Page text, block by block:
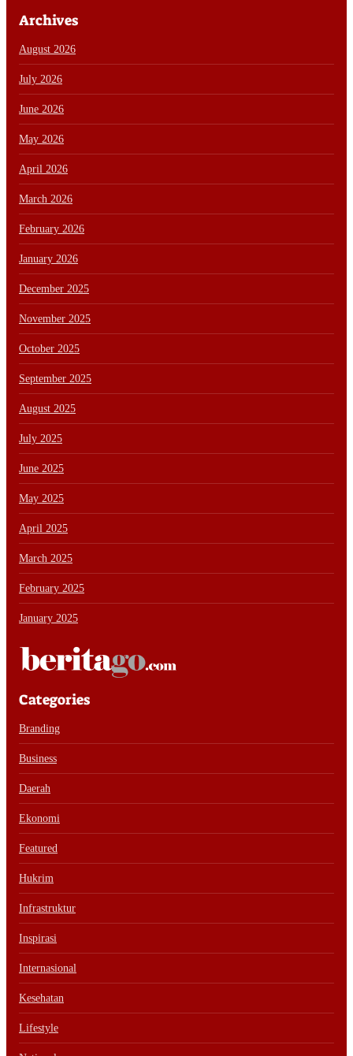
Archives
August 2026
July 2026
June 2026
May 2026
April 2026
March 2026
February 2026
January 2026
December 2025
November 2025
October 2025
September 2025
August 2025
July 2025
June 2025
May 2025
April 2025
March 2025
February 2025
January 2025
Categories
Branding
Business
Daerah
Ekonomi
Featured
Hukrim
Infrastruktur
Inspirasi
Internasional
Kesehatan
Lifestyle